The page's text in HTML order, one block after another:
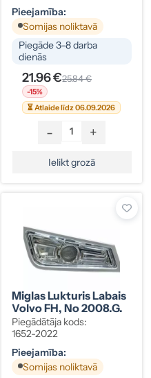
Pieejamība:
Somijas noliktavā
Piegāde 3–8 darba
dienās
21.96 €25.84 €
-15%
⏳ Atlaide līdz 06.09.2026
- +
Ielikt grozā
Miglas Lukturis Labais
Volvo FH, No 2008.g.
Piegādātāja kods:
1652-2022
Pieejamība:
Somijas noliktavā